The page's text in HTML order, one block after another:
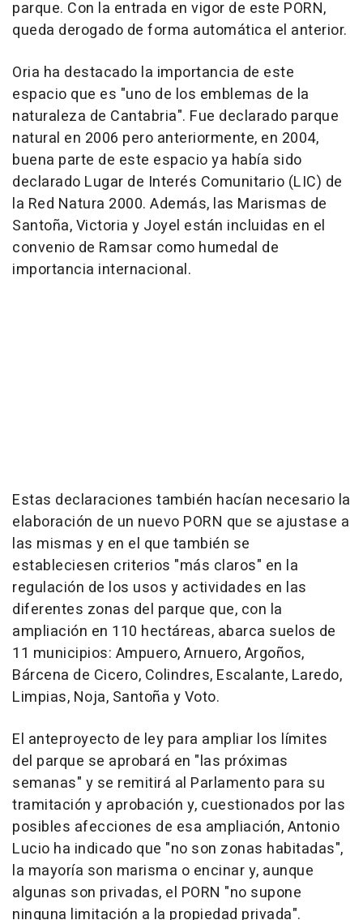
parque. Con la entrada en vigor de este PORN,
queda derogado de forma automática el anterior.
Oria ha destacado la importancia de este
espacio que es "uno de los emblemas de la
naturaleza de Cantabria". Fue declarado parque
natural en 2006 pero anteriormente, en 2004,
buena parte de este espacio ya había sido
declarado Lugar de Interés Comunitario (LIC) de
la Red Natura 2000. Además, las Marismas de
Santoña, Victoria y Joyel están incluidas en el
convenio de Ramsar como humedal de
importancia internacional.
Estas declaraciones también hacían necesario la
elaboración de un nuevo PORN que se ajustase a
las mismas y en el que también se
estableciesen criterios "más claros" en la
regulación de los usos y actividades en las
diferentes zonas del parque que, con la
ampliación en 110 hectáreas, abarca suelos de
11 municipios: Ampuero, Arnuero, Argoños,
Bárcena de Cicero, Colindres, Escalante, Laredo,
Limpias, Noja, Santoña y Voto.
El anteproyecto de ley para ampliar los límites
del parque se aprobará en "las próximas
semanas" y se remitirá al Parlamento para su
tramitación y aprobación y, cuestionados por las
posibles afecciones de esa ampliación, Antonio
Lucio ha indicado que "no son zonas habitadas",
la mayoría son marisma o encinar y, aunque
algunas son privadas, el PORN "no supone
ninguna limitación a la propiedad privada".